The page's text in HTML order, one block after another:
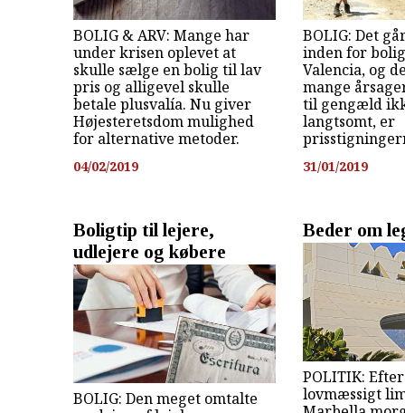
BOLIG & ARV: Mange har
under krisen oplevet at
skulle sælge en bolig til lav
pris og alligevel skulle
betale plusvalía. Nu giver
Højesteretsdom mulighed
for alternative metoder.
04/02/2019
BOLIG: Det
inden for
Valencia, og
mange
til gengæld
langtsomt, er
31/01/2019
Boligtip til lejere,
udlejere og købere
BOLIG: Den meget omtalte
Beder om
POLITIK:
lovmæssigt